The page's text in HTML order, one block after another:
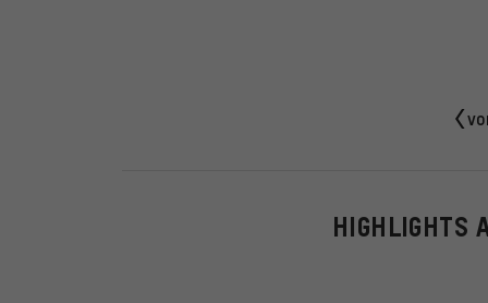
HIGHLIGHTS